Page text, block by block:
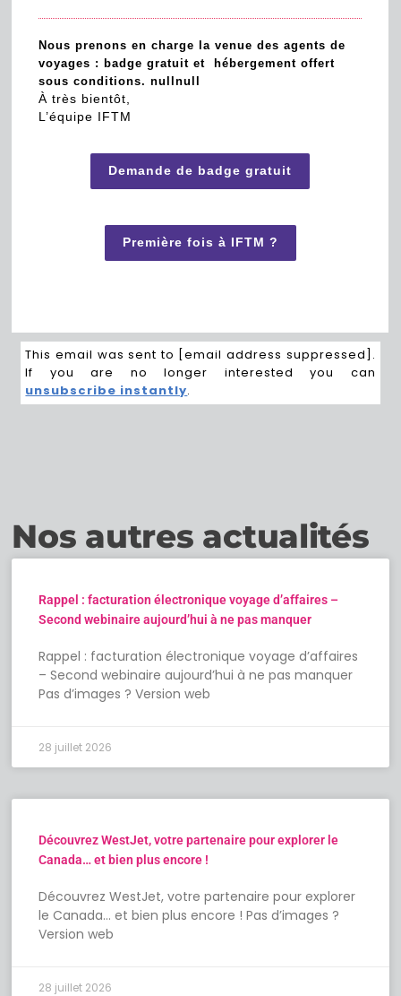
Nous prenons en charge la venue des agents de
voyages : badge gratuit et hébergement offert
sous conditions. nullnull️
À très bientôt,
L’équipe IFTM
Demande de badge gratuit
Première fois à IFTM ?
This email was sent to [email address suppressed].
If you are no longer interested you can
unsubscribe instantly.
Nos autres actualités
Rappel : facturation électronique voyage d’affaires –
Second webinaire aujourd’hui à ne pas manquer
Rappel : facturation électronique voyage d’affaires
– Second webinaire aujourd’hui à ne pas manquer
Pas d’images ? Version web
28 juillet 2026
Découvrez WestJet, votre partenaire pour explorer le
Canada… et bien plus encore !
Découvrez WestJet, votre partenaire pour explorer
le Canada… et bien plus encore ! Pas d’images ?
Version web
28 juillet 2026